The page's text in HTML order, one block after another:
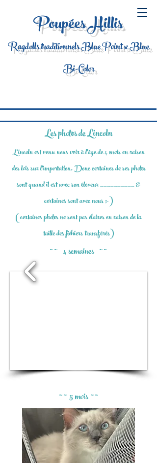
Poupées Hillis
Ragdolls traditionnels Blue Point x Blue
Bi-Color
Les photos de Lincoln
Lincoln est venu nous voir à l'âge de 4 mois en raison
des lois sur l'importation. Donc certaines de ses photos
sont quand il est avec son éleveur __________ &
certaines sont avec nous ;-)
(certaines photos ne sont pas claires en raison de la
taille des fichiers transférés)
~ ~ 4 semaines ~ ~
~ ~ 5 mois ~ ~